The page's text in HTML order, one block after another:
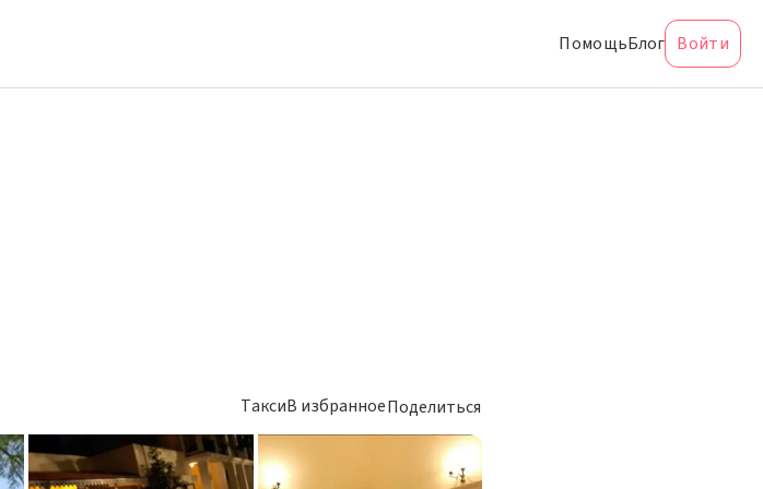
ПомощьБлог Войти
ТаксиВ избранноеПоделиться